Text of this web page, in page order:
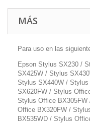
MÁS
Para uso en las
Epson Stylus SX230 /
SX425W / Stylus
Stylus SX440W /
SX620FW / Stylus
Stylus Office
Office BX320FW /
BX535WD / Stylus